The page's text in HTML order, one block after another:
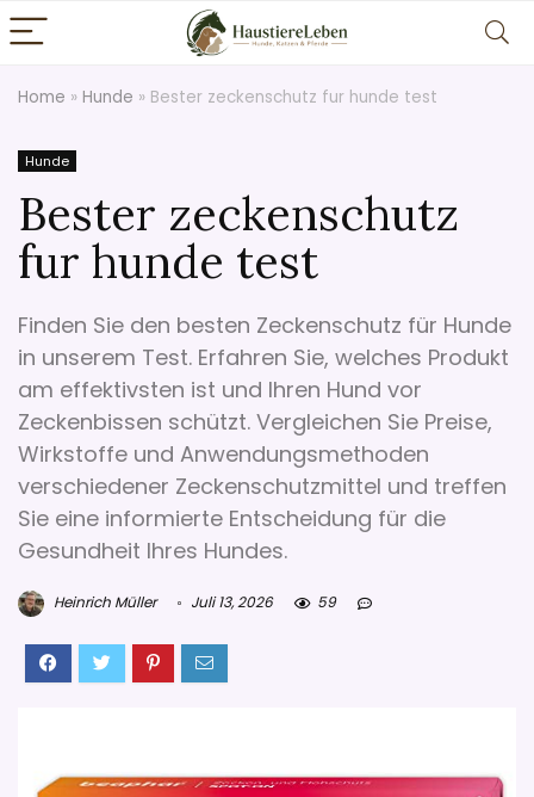
Home » Hunde » Bester zeckenschutz fur hunde test
Hunde
Bester zeckenschutz
fur hunde test
Finden Sie den besten Zeckenschutz für Hunde
in unserem Test. Erfahren Sie, welches Produkt
am effektivsten ist und Ihren Hund vor
Zeckenbissen schützt. Vergleichen Sie Preise,
Wirkstoffe und Anwendungsmethoden
verschiedener Zeckenschutzmittel und treffen
Sie eine informierte Entscheidung für die
Gesundheit Ihres Hundes.
Heinrich Müller Juli 13, 2026 59